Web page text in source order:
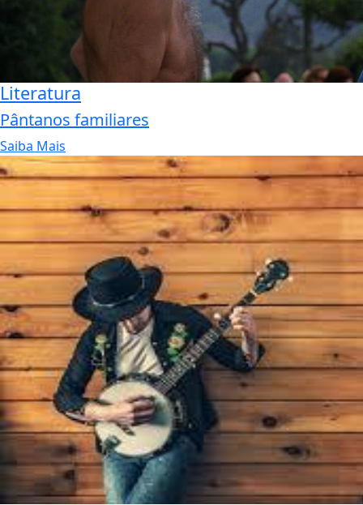
Literatura
Pântanos familiares
Saiba Mais